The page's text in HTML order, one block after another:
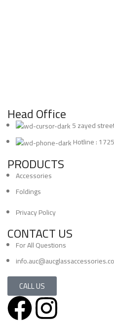
Head Office
5 zayed
Hotline :
PRODUCTS
Accessories
Foldings
Privacy Policy
CONTACT US
For All Questions
CALL US